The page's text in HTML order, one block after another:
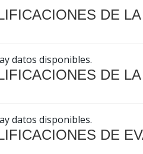
DE
datos disponibles.
DE
datos disponibles.
DE